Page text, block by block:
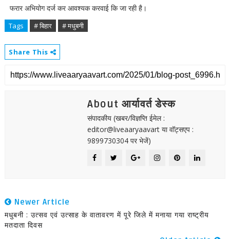
फरार अभियोग दर्ज कर आवश्यक करवाई कि जा रही है।
Tags # बिहार # मधुबनी
Share This
About आर्यावर्त डेस्क
संपादकीय (खबर/विज्ञप्ति ईमेल :
editor@liveaaryaavart या वॉट्सएप :
9899730304 पर भेजें)
Newer Article
मधुबनी : उत्सव एवं उत्साह के वातावरण में पूरे जिले में मनाया गया राष्ट्रीय
मतदाता दिवस